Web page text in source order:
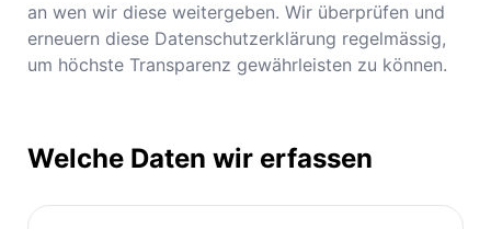
an wen wir diese weitergeben. Wir überprüfen und
erneuern diese Datenschutzerklärung regelmässig,
um höchste Transparenz gewährleisten zu können.
Welche Daten wir erfassen